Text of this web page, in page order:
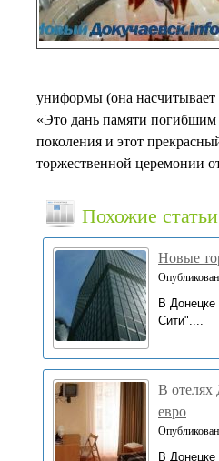
униформы (она насчитывает
«Это дань памяти погибшим
поколения и этот
торжественной церемонии
Похожие
Новые
В
Сити"....
В отелях
евро
В Донецке